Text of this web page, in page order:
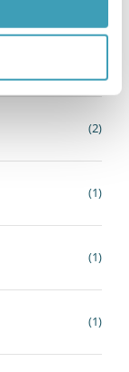
(2)
(1)
(1)
(1)